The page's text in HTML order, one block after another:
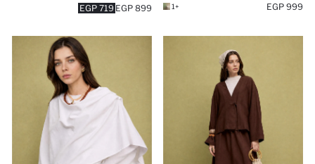
999 EGP
+1
719 EGP 899 EGP